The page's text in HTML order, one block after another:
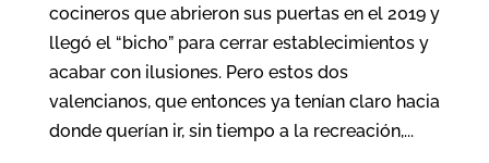
cocineros que abrieron sus puertas en el 2019 y
llegó el “bicho” para cerrar establecimientos y
acabar con ilusiones. Pero estos dos
valencianos, que entonces ya tenían claro hacia
donde querían ir, sin tiempo a la recreación,...